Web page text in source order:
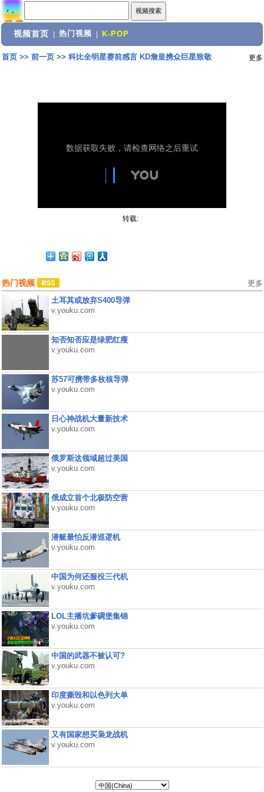
视频首页 热门视频 K-POP
首页>> 前一页>> 科比全明星赛前感言 KD詹皇携众巨星致敬 更多
转载:
热门视频 更多
土耳其或放弃S400导弹
v.youku.com
知否知否应是绿肥红瘦
v.youku.com
苏57可携带多枚核导弹
v.youku.com
日心神战机大量新技术
v.youku.com
俄罗斯这领域超过美国
v.youku.com
俄成立首个北极防空营
v.youku.com
潜艇最怕反潜巡逻机
v.youku.com
中国为何还服役三代机
v.youku.com
LOL主播坑爹碉堡集锦
v.youku.com
中国的武器不被认可?
v.youku.com
印度撕毁和以色列大单
v.youku.com
又有国家想买枭龙战机
v.youku.com